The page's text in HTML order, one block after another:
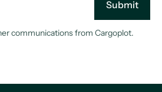
communications from Cargoplot.